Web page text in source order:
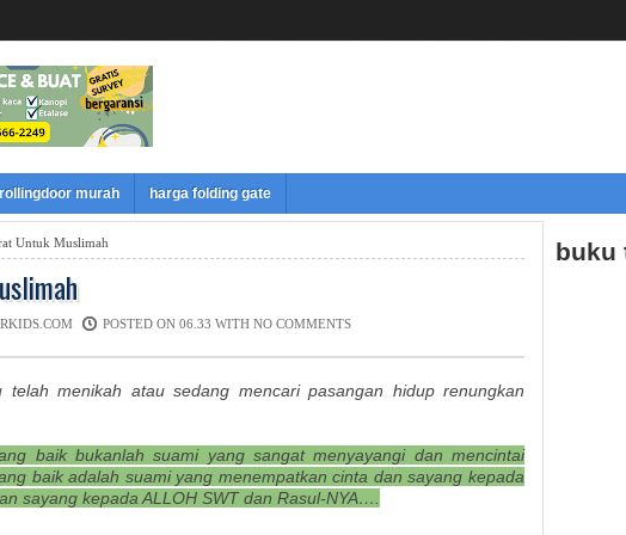
murah harga folding gate
Untuk Muslimah
POSTED ON 06.33 WITH NO COMMENTS
telah menikah atau sedang mencari pasangan hidup renungkan
baik bukanlah suami yang sangat menyayangi dan mencintai
baik adalah suami yang menempatkan cinta dan sayang kepada
sayang kepada ALLOH SWT dan Rasul-NYA….
buku